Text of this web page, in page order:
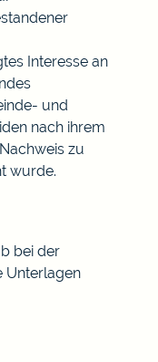
Interesse an
und
nach ihrem
zu
wurde.
bei der
Unterlagen